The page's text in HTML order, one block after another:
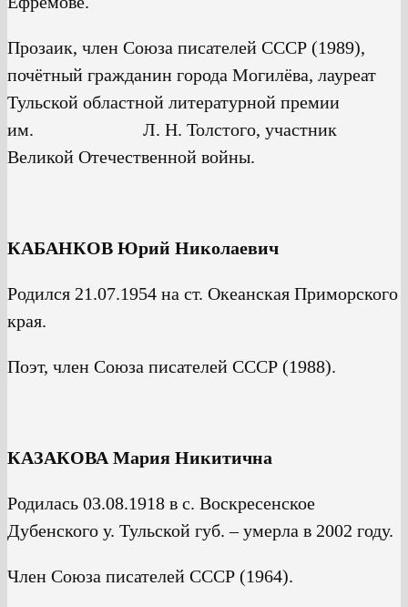
Прозаик, член Союза писателей СССР (1989),
почётный гражданин города Могилёва, лауреат
Тульской областной литературной премии
им. Л. Н. Толстого, участник
Великой Отечественной войны.
КАБАНКОВ Юрий Николаевич
Родился 21.07.1954 на ст. Океанская Приморского
края.
Поэт, член Союза писателей СССР (1988).
КАЗАКОВА Мария Никитична
Родилась 03.08.1918 в с. Воскресенское
Дубенского у. Тульской губ. – умерла в 2002 году.
Член Союза писателей СССР (1964).